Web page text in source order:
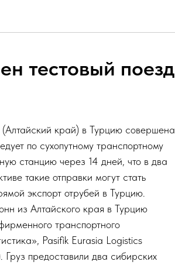
тестовый поезд
край) в Турцию совершена
по сухопутному транспортному
станцию через 14 дней, что в два
такие отправки могут стать
экспорт отрубей в Турцию.
из Алтайского края в Турцию
транспортного
Pasifik Eurasia Logistics
предоставили два сибирских